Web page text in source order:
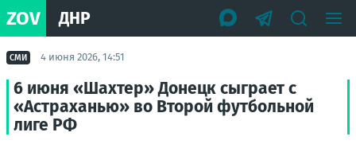
ZOV ДНР
СМИ 4 июня 2026, 14:51
6 июня «Шахтер» Донецк сыграет с
«Астраханью» во Второй футбольной
лиге РФ